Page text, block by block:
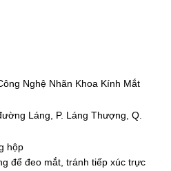
Nghệ Nhãn Khoa Kính Mắt
Láng, P. Láng Thượng, Q.
hộp
để đeo mắt, tránh tiếp xúc trực